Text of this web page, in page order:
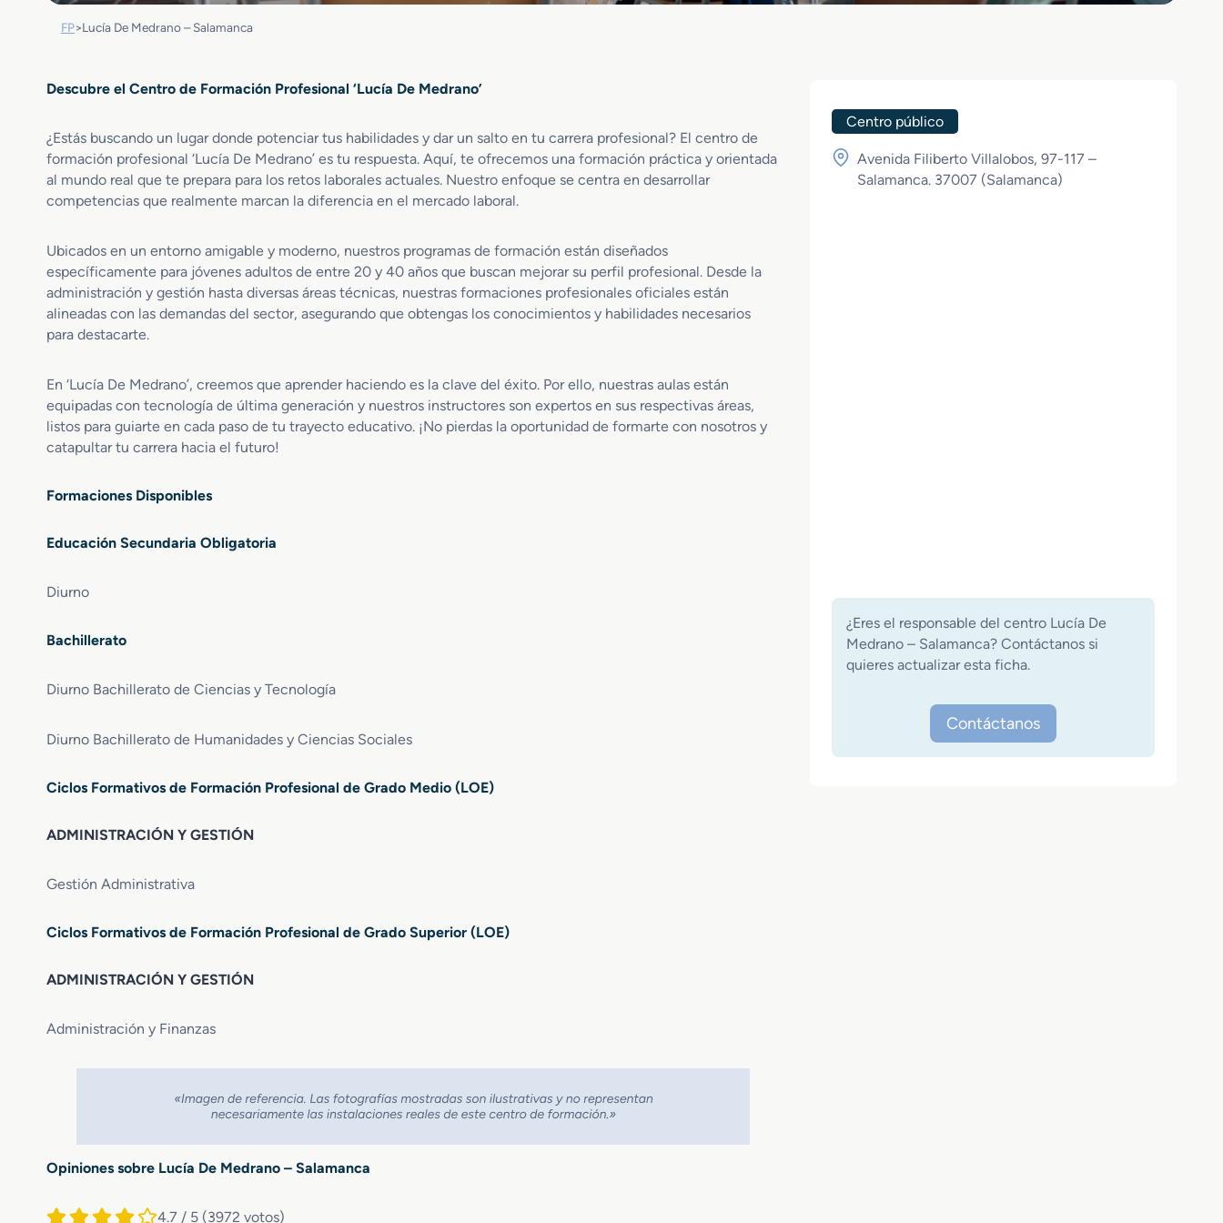
FP>Lucía De Medrano – Salamanca
Descubre el Centro de Formación Profesional ‘Lucía De Medrano’
¿Estás buscando un lugar donde potenciar tus habilidades y dar un salto en tu carrera profesional? El centro de
formación profesional ‘Lucía De Medrano’ es tu respuesta. Aquí, te ofrecemos una formación práctica y orientada
al mundo real que te prepara para los retos laborales actuales. Nuestro enfoque se centra en desarrollar
competencias que realmente marcan la diferencia en el mercado laboral.
Ubicados en un entorno amigable y moderno, nuestros programas de formación están diseñados
específicamente para jóvenes adultos de entre 20 y 40 años que buscan mejorar su perfil profesional. Desde la
administración y gestión hasta diversas áreas técnicas, nuestras formaciones profesionales oficiales están
alineadas con las demandas del sector, asegurando que obtengas los conocimientos y habilidades necesarios
para destacarte.
En ‘Lucía De Medrano’, creemos que aprender haciendo es la clave del éxito. Por ello, nuestras aulas están
equipadas con tecnología de última generación y nuestros instructores son expertos en sus respectivas áreas,
listos para guiarte en cada paso de tu trayecto educativo. ¡No pierdas la oportunidad de formarte con nosotros y
catapultar tu carrera hacia el futuro!
Formaciones Disponibles
Educación Secundaria Obligatoria
Diurno
Bachillerato
Diurno Bachillerato de Ciencias y Tecnología
Diurno Bachillerato de Humanidades y Ciencias Sociales
Ciclos Formativos de Formación Profesional de Grado Medio (LOE)
ADMINISTRACIÓN Y GESTIÓN
Gestión Administrativa
Ciclos Formativos de Formación Profesional de Grado Superior (LOE)
ADMINISTRACIÓN Y GESTIÓN
Administración y Finanzas
Opiniones sobre Lucía De Medrano – Salamanca
4.7 / 5 (3972 votos)
Centro público
Avenida Filiberto Villalobos, 97-117 –
Salamanca. 37007 (Salamanca)
¿Eres el responsable del centro Lucía De
Medrano – Salamanca? Contáctanos si
quieres actualizar esta ficha.
Contáctanos